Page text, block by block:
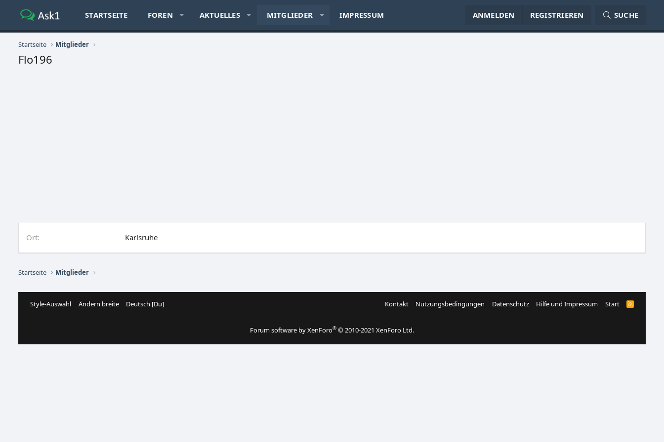
STARTSEITE FOREN AKTUELLES MITGLIEDER IMPRESSUM ANMELDEN REGISTRIEREN SUCHE
Startseite Mitglieder
Flo196
Ort Karlsruhe
Startseite Mitglieder
Style-Auswahl Ändern breite Deutsch [Du] Kontakt Nutzungsbedingungen Datenschutz Hilfe und Impressum Start
R
Forum software by XenForo® © 2010-2021 XenForo Ltd.